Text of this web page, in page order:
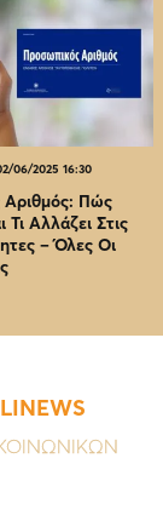
06/2025 16:30
Πώς
Τι Αλλάζει Στις
– Όλες Οι